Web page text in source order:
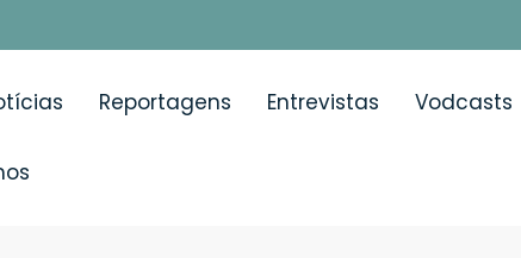
Reportagens Entrevistas Vodcasts